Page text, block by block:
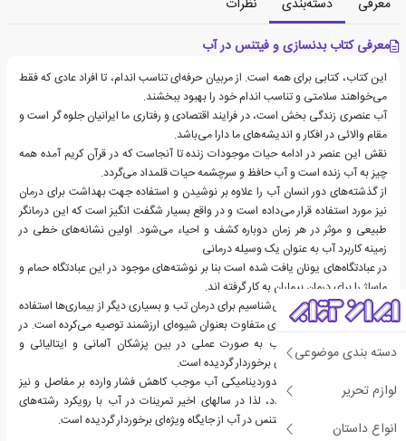
دسته بندی موضوعی
لوازم تحریر
انواع داستان
معرفی کتاب بدنسازی و فیتنس در آب
این کتاب، کتابی برای همه است. از مربیان حرفه‌ای تناسب اندام، تا افراد عادی که فقط
می‌خواهند سلامتی و تناسب اندام خود را بهبود ببخشند.
آب عنصری زندگی بخش است، در فرایند اقتصادی و رفتاری ما ایرانیان جلوه گر است و
مقام والائی در افکار و اندیشه‌های ما دارا می‌باشد.
نقش این عنصر در ادامه حیات موجودات زنده تا آنجاست که در قرآن کریم آمده همه
چیز به آب زنده است و آب حافظ و سرچشمه حیات قلمداد می‌گردد.
از گذشته‌های دور انسان آب را علاوه بر نوشیدن و استفاده جهت بهداشت برای درمان
نیز مورد استفاده قرار می‌داده است و در واقع بسیار شگفت انگیز است که این درمانگر
طبیعی و موثر در هر زمان دوباره کشف و احیاء می‌شود. اولین نشانه‌های خطی در
زمینه کاربرد آب به عنوان یک وسیله درمانی
در عبادتگاه‌های یونان یافت شده است بنا بر نوشته‌های موجود در این عبادتگاه حمام و
ماساژ را برای درمان بیماران به کار گرفته اند.
بقراط که او را پدر طب می‌شناسیم برای درمان تب و بسیاری دیگر از بیماری‌ها استفاده
از حمام‌های مختلف با دمای متفاوت بعنوان شیوه‌ای ارزشمند توصیه می‌کرده است. در
قرن هجدهم بکارگیری آب به صورت عملی در بین پزشکان آلمانی و ایتالیائی و
انگلیسی از اهمیت ویژه‌ای برخوردار گردیده است.
از آنجائی که خاصیت هیدوردینامیکی آب موجب کاهش فشار وارده بر مفاصل و نیز
کاهش تحمل وزن می‌گردد، لذا در سالهای اخیر تمرینات در آب با رویکرد رشته‌های
مختلف ورزشی از جمله فیتنس در آب از جایگاه ویژه‌ای برخوردار گردیده است.